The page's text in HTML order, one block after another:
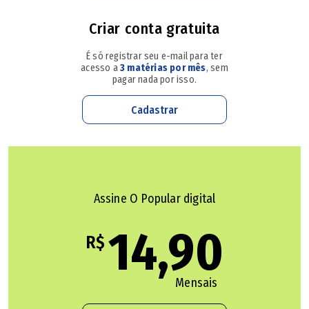
🔔 Siga o canal de O POPULAR no WhatsApp
A versão da defesa ainda aponta que o adolescente, de 16
anos, estava difamando e pressionando
psicicologicamente a filha do empresário, de 15, na escola
após o término de um namoro de três meses.
Sogro atira para o alto e persegue adolescente por
Ex-genro é preso suspeito de mandar matar pastor em
Criar conta gratuita
É só registrar seu e-mail para ter
acesso a3 matérias por mês, sem
pagar nada por isso.
Cadastrar
Assine O Popular digital
R$ 14,90
Mensais